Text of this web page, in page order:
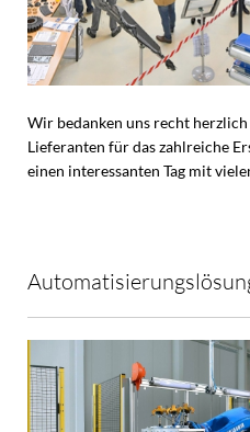
Wir bedanken uns recht
Lieferanten für das zahlreiche
einen interessanten Tag mit